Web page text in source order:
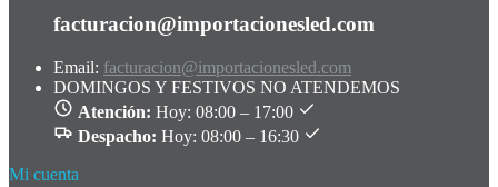
facturacion@importacionesled.com
Email: facturacion@importacionesled.com
DOMINGOS Y FESTIVOS NO ATENDEMOS
Atención: Hoy: 08:00 – 17:00
Despacho: Hoy: 08:00 – 16:30
Mi cuenta